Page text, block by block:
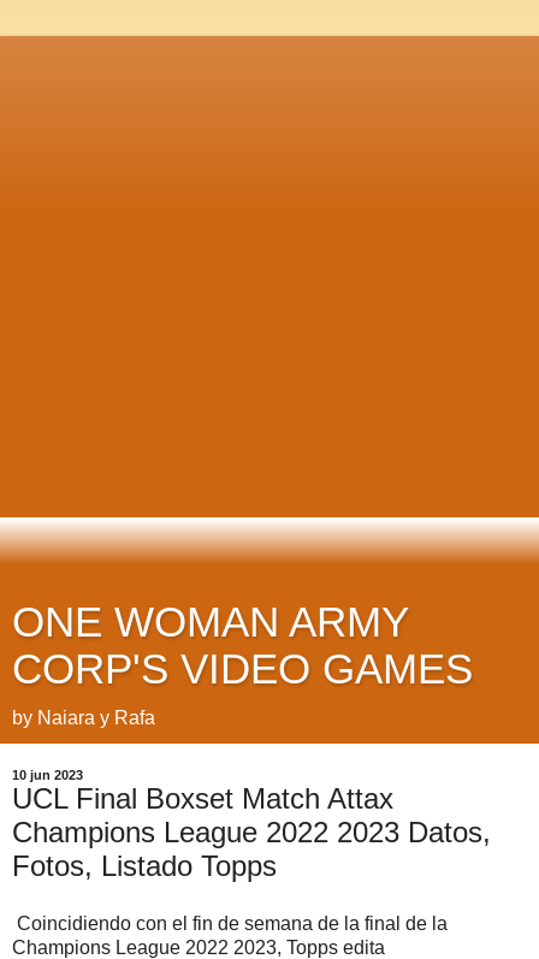
ONE WOMAN ARMY
CORP'S VIDEO GAMES
by Naiara y Rafa
10 jun 2023
UCL Final Boxset Match Attax
Champions League 2022 2023 Datos,
Fotos, Listado Topps
Coincidiendo con el fin de semana de la final de la
Champions League 2022 2023, Topps edita